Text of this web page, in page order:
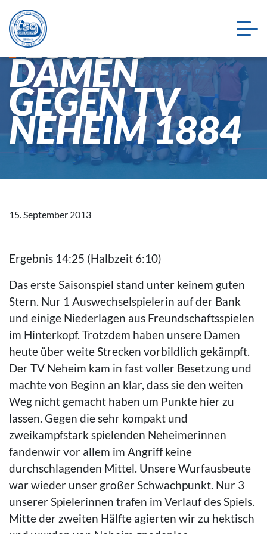
15.9.13
DAMEN
GEGEN TV
NEHEIM 1884
15. September 2013
Ergebnis 14:25 (Halbzeit 6:10)
Das erste Saisonspiel stand unter keinem guten
Stern. Nur 1 Auswechselspielerin auf der Bank
und einige Niederlagen aus Freundschaftsspielen
im Hinterkopf. Trotzdem haben unsere Damen
heute über weite Strecken vorbildlich gekämpft.
Der TV Neheim kam in fast voller Besetzung und
machte von Beginn an klar, dass sie den weiten
Weg nicht gemacht haben um Punkte hier zu
lassen. Gegen die sehr kompakt und
zweikampfstark spielenden Neheimerinnen
fandenwir vor allem im Angriff keine
durchschlagenden Mittel. Unsere Wurfausbeute
war wieder unser großer Schwachpunkt. Nur 3
unserer Spielerinnen trafen im Verlauf des Spiels.
Mitte der zweiten Hälfte agierten wir zu hektisch